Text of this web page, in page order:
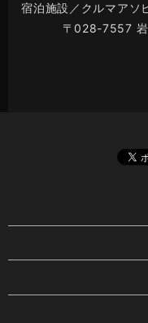
宿泊施設／クルマアソ
〒028-7557